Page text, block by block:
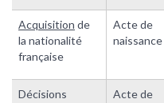
Acquisition de
la nationalité
française
Acte de
naissance
Décisions
Acte de